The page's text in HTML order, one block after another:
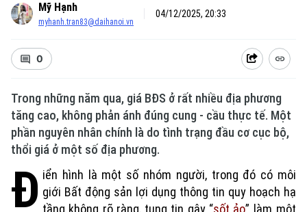
Mỹ Hạnh
myhanh.tran83@daihanoi.vn
04/12/2025, 20:33
0
Trong những năm qua, giá BĐS ở rất nhiều địa phương
tăng cao, không phản ánh đúng cung - cầu thực tế. Một
phần nguyên nhân chính là do tình trạng đầu cơ cục bộ,
thổi giá ở một số địa phương.
Đ iển hình là một số nhóm người, trong đó có môi
giới Bất động sản lợi dụng thông tin quy hoạch hạ
tầng không rõ ràng, tung tin gây “sốt ảo” làm một